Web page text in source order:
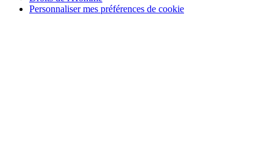
Personnaliser mes préférences de cookie